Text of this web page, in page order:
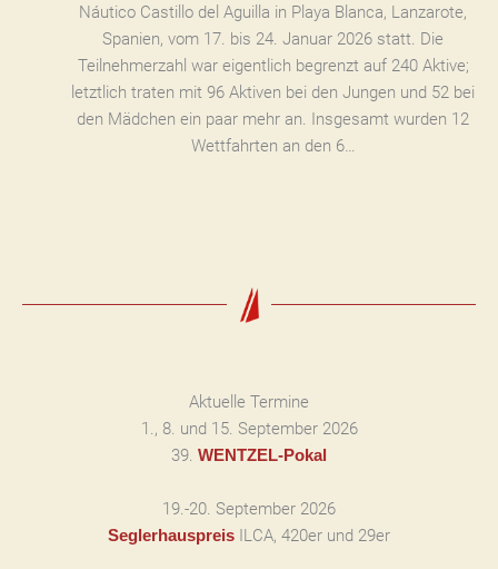
Náutico Castillo del Aguilla in Playa Blanca, Lanzarote,
Spanien, vom 17. bis 24. Januar 2026 statt. Die
Teilnehmerzahl war eigentlich begrenzt auf 240 Aktive;
letztlich traten mit 96 Aktiven bei den Jungen und 52 bei
den Mädchen ein paar mehr an. Insgesamt wurden 12
Wettfahrten an den 6…
Aktuelle Termine
1., 8. und 15. September 2026
39. WENTZEL-Pokal
19.-20. September 2026
Seglerhauspreis ILCA, 420er und 29er